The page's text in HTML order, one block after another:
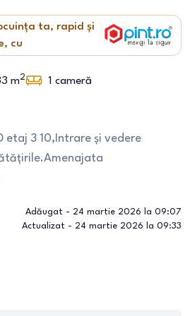
ta, rapid și
cu
m2 1 cameră
etaj 3 10,Intrare și vedere
Adăugat - 24 martie 2026 la 09:07
Actualizat - 24 martie 2026 la 09:33